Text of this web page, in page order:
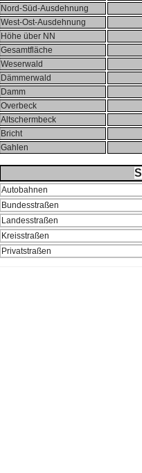
Nord-Süd-Ausdehnung
West-Ost-Ausdehnung
Höhe über NN
Gesamtfläche
Weserwald
Dämmerwald
Damm
Overbeck
Altschermbeck
Bricht
Gahlen
Autobahnen
Bundesstraßen
Landesstraßen
Kreisstraßen
Privatstraßen